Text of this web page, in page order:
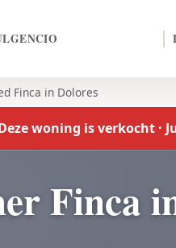
Finca in Dolores
woning is verkocht ·
Finca